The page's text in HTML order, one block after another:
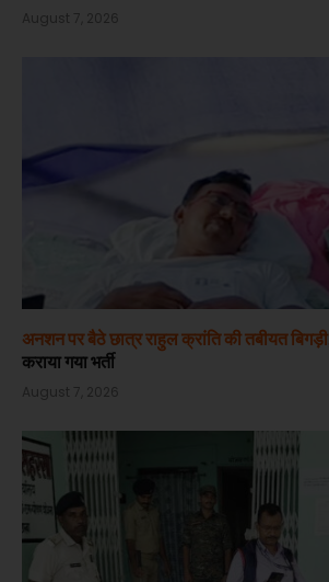
August 7, 2026
अनशन पर बैठे छात्र राहुल क्रांति की तबीयत बिगड़ी,
कराया गया भर्ती
August 7, 2026